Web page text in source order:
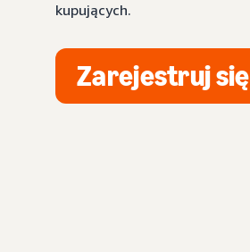
kupujących.
Zarejestruj się